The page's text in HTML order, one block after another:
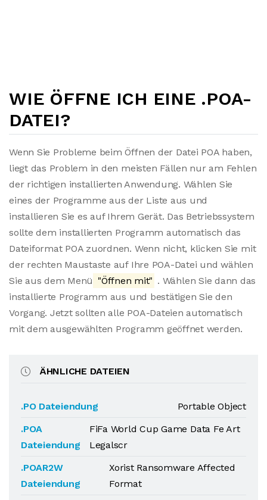
WIE ÖFFNE ICH EINE .POA-
DATEI?
Wenn Sie Probleme beim Öffnen der Datei POA haben,
liegt das Problem in den meisten Fällen nur am Fehlen
der richtigen installierten Anwendung. Wählen Sie
eines der Programme aus der Liste aus und
installieren Sie es auf Ihrem Gerät. Das Betriebssystem
sollte dem installierten Programm automatisch das
Dateiformat POA zuordnen. Wenn nicht, klicken Sie mit
der rechten Maustaste auf Ihre POA-Datei und wählen
Sie aus dem Menü "Öffnen mit" . Wählen Sie dann das
installierte Programm aus und bestätigen Sie den
Vorgang. Jetzt sollten alle POA-Dateien automatisch
mit dem ausgewählten Programm geöffnet werden.
ÄHNLICHE DATEIEN
.PO Dateiendung
Portable Object
.POA
Dateiendung
FiFa World Cup Game Data Fe Art
Legalscr
.POAR2W
Dateiendung
Xorist Ransomware Affected
Format